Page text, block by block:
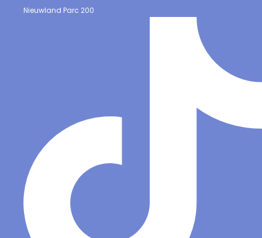
Nieuwland Parc 200